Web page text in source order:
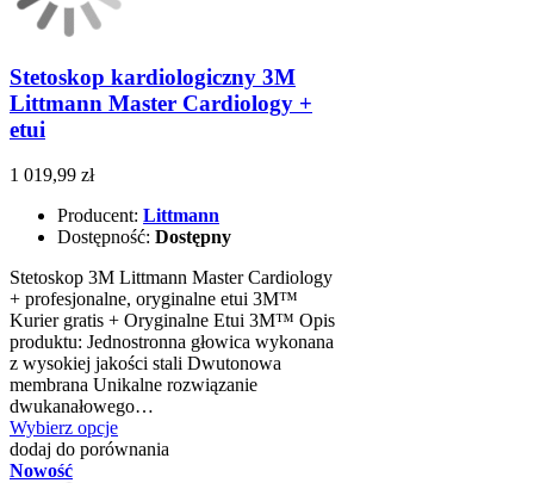
Stetoskop kardiologiczny 3M
Littmann Master Cardiology +
etui
1 019,99 zł
Producent: Littmann
Dostępność: Dostępny
Stetoskop 3M Littmann Master Cardiology
+ profesjonalne, oryginalne etui 3M™
Kurier gratis + Oryginalne Etui 3M™ Opis
produktu: Jednostronna głowica wykonana
z wysokiej jakości stali Dwutonowa
membrana Unikalne rozwiązanie
dwukanałowego…
Wybierz opcje
dodaj do porównania
Nowość